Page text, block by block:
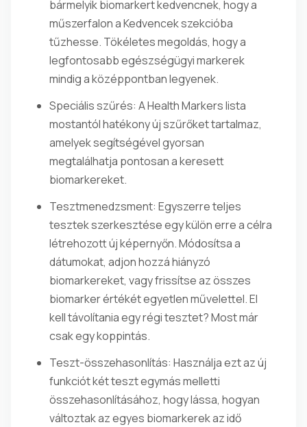
bármelyik biomarkert kedvencnek, hogy a
műszerfalon a Kedvencek szekcióba
tűzhesse. Tökéletes megoldás, hogy a
legfontosabb egészségügyi markerek
mindig a középpontban legyenek.
Speciális szűrés: A Health Markers lista
mostantól hatékony új szűrőket tartalmaz,
amelyek segítségével gyorsan
megtalálhatja pontosan a keresett
biomarkereket.
Tesztmenedzsment: Egyszerre teljes
tesztek szerkesztése egy külön erre a célra
létrehozott új képernyőn. Módosítsa a
dátumokat, adjon hozzá hiányzó
biomarkereket, vagy frissítse az összes
biomarker értékét egyetlen művelettel. El
kell távolítania egy régi tesztet? Most már
csak egy koppintás.
Teszt-összehasonlítás: Használja ezt az új
funkciót két teszt egymás melletti
összehasonlításához, hogy lássa, hogyan
változtak az egyes biomarkerek az idő